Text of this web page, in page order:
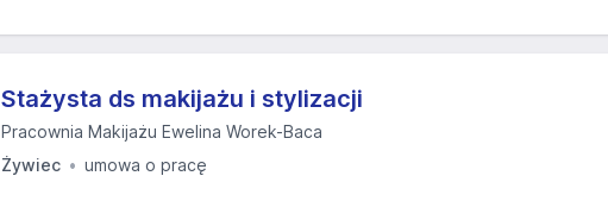
Stażysta ds makijażu i stylizacji
Pracownia Makijażu Ewelina Worek-Baca
Żywiec
umowa o pracę